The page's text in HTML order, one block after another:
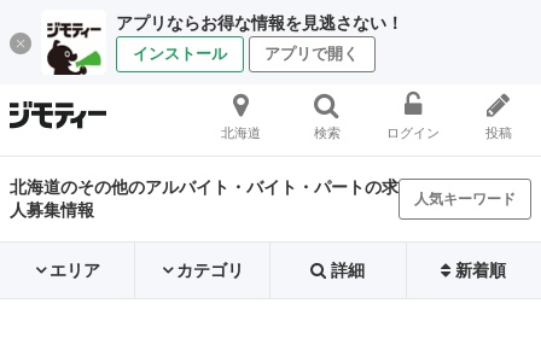
アプリならお得な情報を見逃さない！
インストール アプリで開く
北海道 検索 ログイン 投稿
北海道のその他のアルバイト・バイト・パートの求
人募集情報
人気キーワード
エリア カテゴリ 詳細 新着順